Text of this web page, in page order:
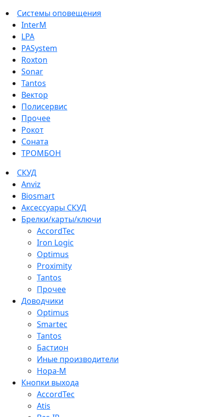
Системы оповещения
InterM
LPA
PASystem
Roxton
Sonar
Tantos
Вектор
Полисервис
Прочее
Рокот
Соната
ТРОМБОН
СКУД
Anviz
Biosmart
Аксессуары СКУД
Брелки/карты/ключи
AccordTec
Iron Logic
Optimus
Proximity
Tantos
Прочее
Доводчики
Optimus
Smartec
Tantos
Бастион
Иные производители
Нора-М
Кнопки выхода
AccordTec
Atis